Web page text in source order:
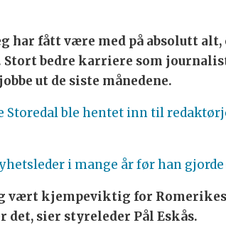
har fått være med på absolutt
bedre karriere som
ut de siste månedene.
Storedal ble hentet inn til
i mange år før han
vært kjempeviktig for
det, sier styreleder Pål Eskås.